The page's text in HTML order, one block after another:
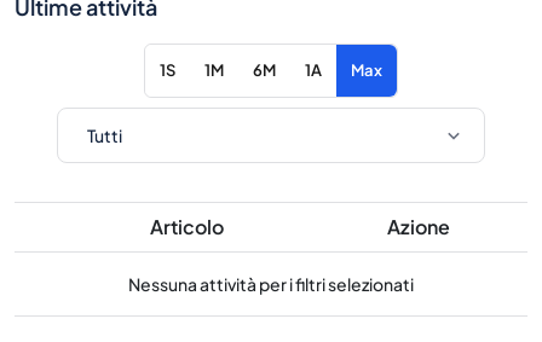
Ultime attività
1S 1M 6M 1A Max
Articolo Azione
Nessuna attività per i filtri selezionati